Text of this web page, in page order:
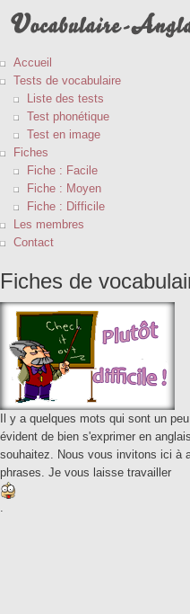
Accueil
Tests de vocabulaire
Liste des tests
Test phonétique
Test en image
Fiches
Fiche : Facile
Fiche : Moyen
Fiche : Difficile
Les membres
Contact
Fiches de
Il y a quelques mots qui sont un
évident de bien s'exprimer en
souhaitez. Nous vous invitons ici à
phrases. Je vous laisse travailler
.